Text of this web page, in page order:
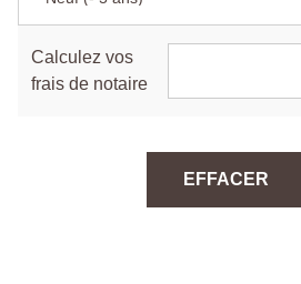
Calculez vos
frais de notaire
EFFACER